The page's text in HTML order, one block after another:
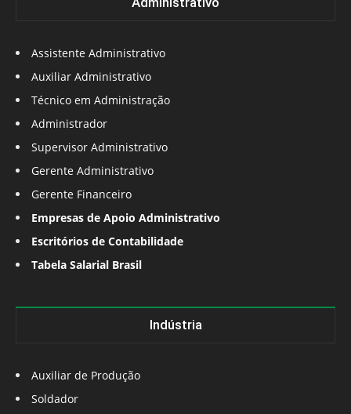
Assistente Administrativo
Auxiliar Administrativo
Técnico em Administração
Administrador
Supervisor Administrativo
Gerente Administrativo
Gerente Financeiro
Empresas de Apoio Administrativo
Escritórios de Contabilidade
Tabela Salarial Brasil
Indústria
Auxiliar de Produção
Soldador